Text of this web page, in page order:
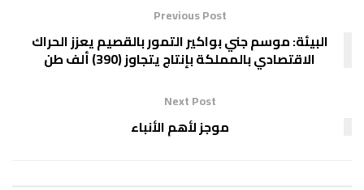
Previous Post
البيئة: موسم جني بواكير التمور بالقصيم يعزز الحراك
الاقتصادي بالمملكة بإنتاج يتجاوز (390) ألف طن
Next Post
موجز لأهم الأنباء